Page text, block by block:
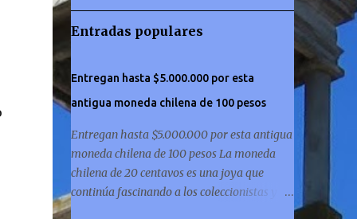
Entradas populares
Entregan hasta $5.000.000 por esta
antigua moneda chilena de 100 pesos
Entregan hasta $5.000.000 por esta antigua
moneda chilena de 100 pesos La moneda
chilena de 20 centavos es una joya que
continúa fascinando a los coleccionistas y a
los amantes de la historia por igual. ¿Has